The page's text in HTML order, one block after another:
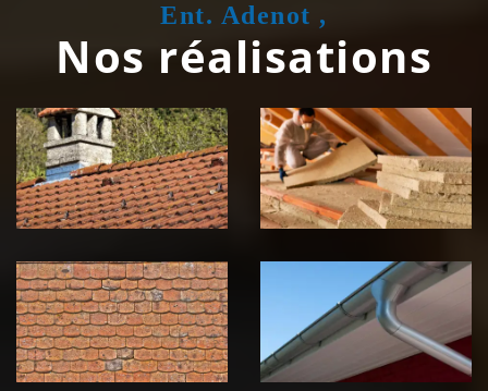
Ent. Adenot ,
Nos réalisations
Couvreur
zingueur 39
Jura
Isolation de
toiture 39
Jura
démoussage de
toiture 39
Jura
pose de
gouttière 39
Jura